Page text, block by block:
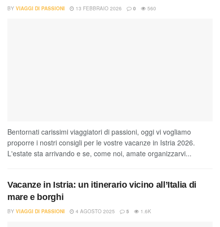
BY VIAGGI DI PASSIONI 13 FEBBRAIO 2026 0 560
Bentornati carissimi viaggiatori di passioni, oggi vi vogliamo
proporre i nostri consigli per le vostre vacanze in Istria 2026.
L'estate sta arrivando e se, come noi, amate organizzarvi...
Vacanze in Istria: un itinerario vicino all’Italia di
mare e borghi
BY VIAGGI DI PASSIONI 4 AGOSTO 2025 5 1.6K